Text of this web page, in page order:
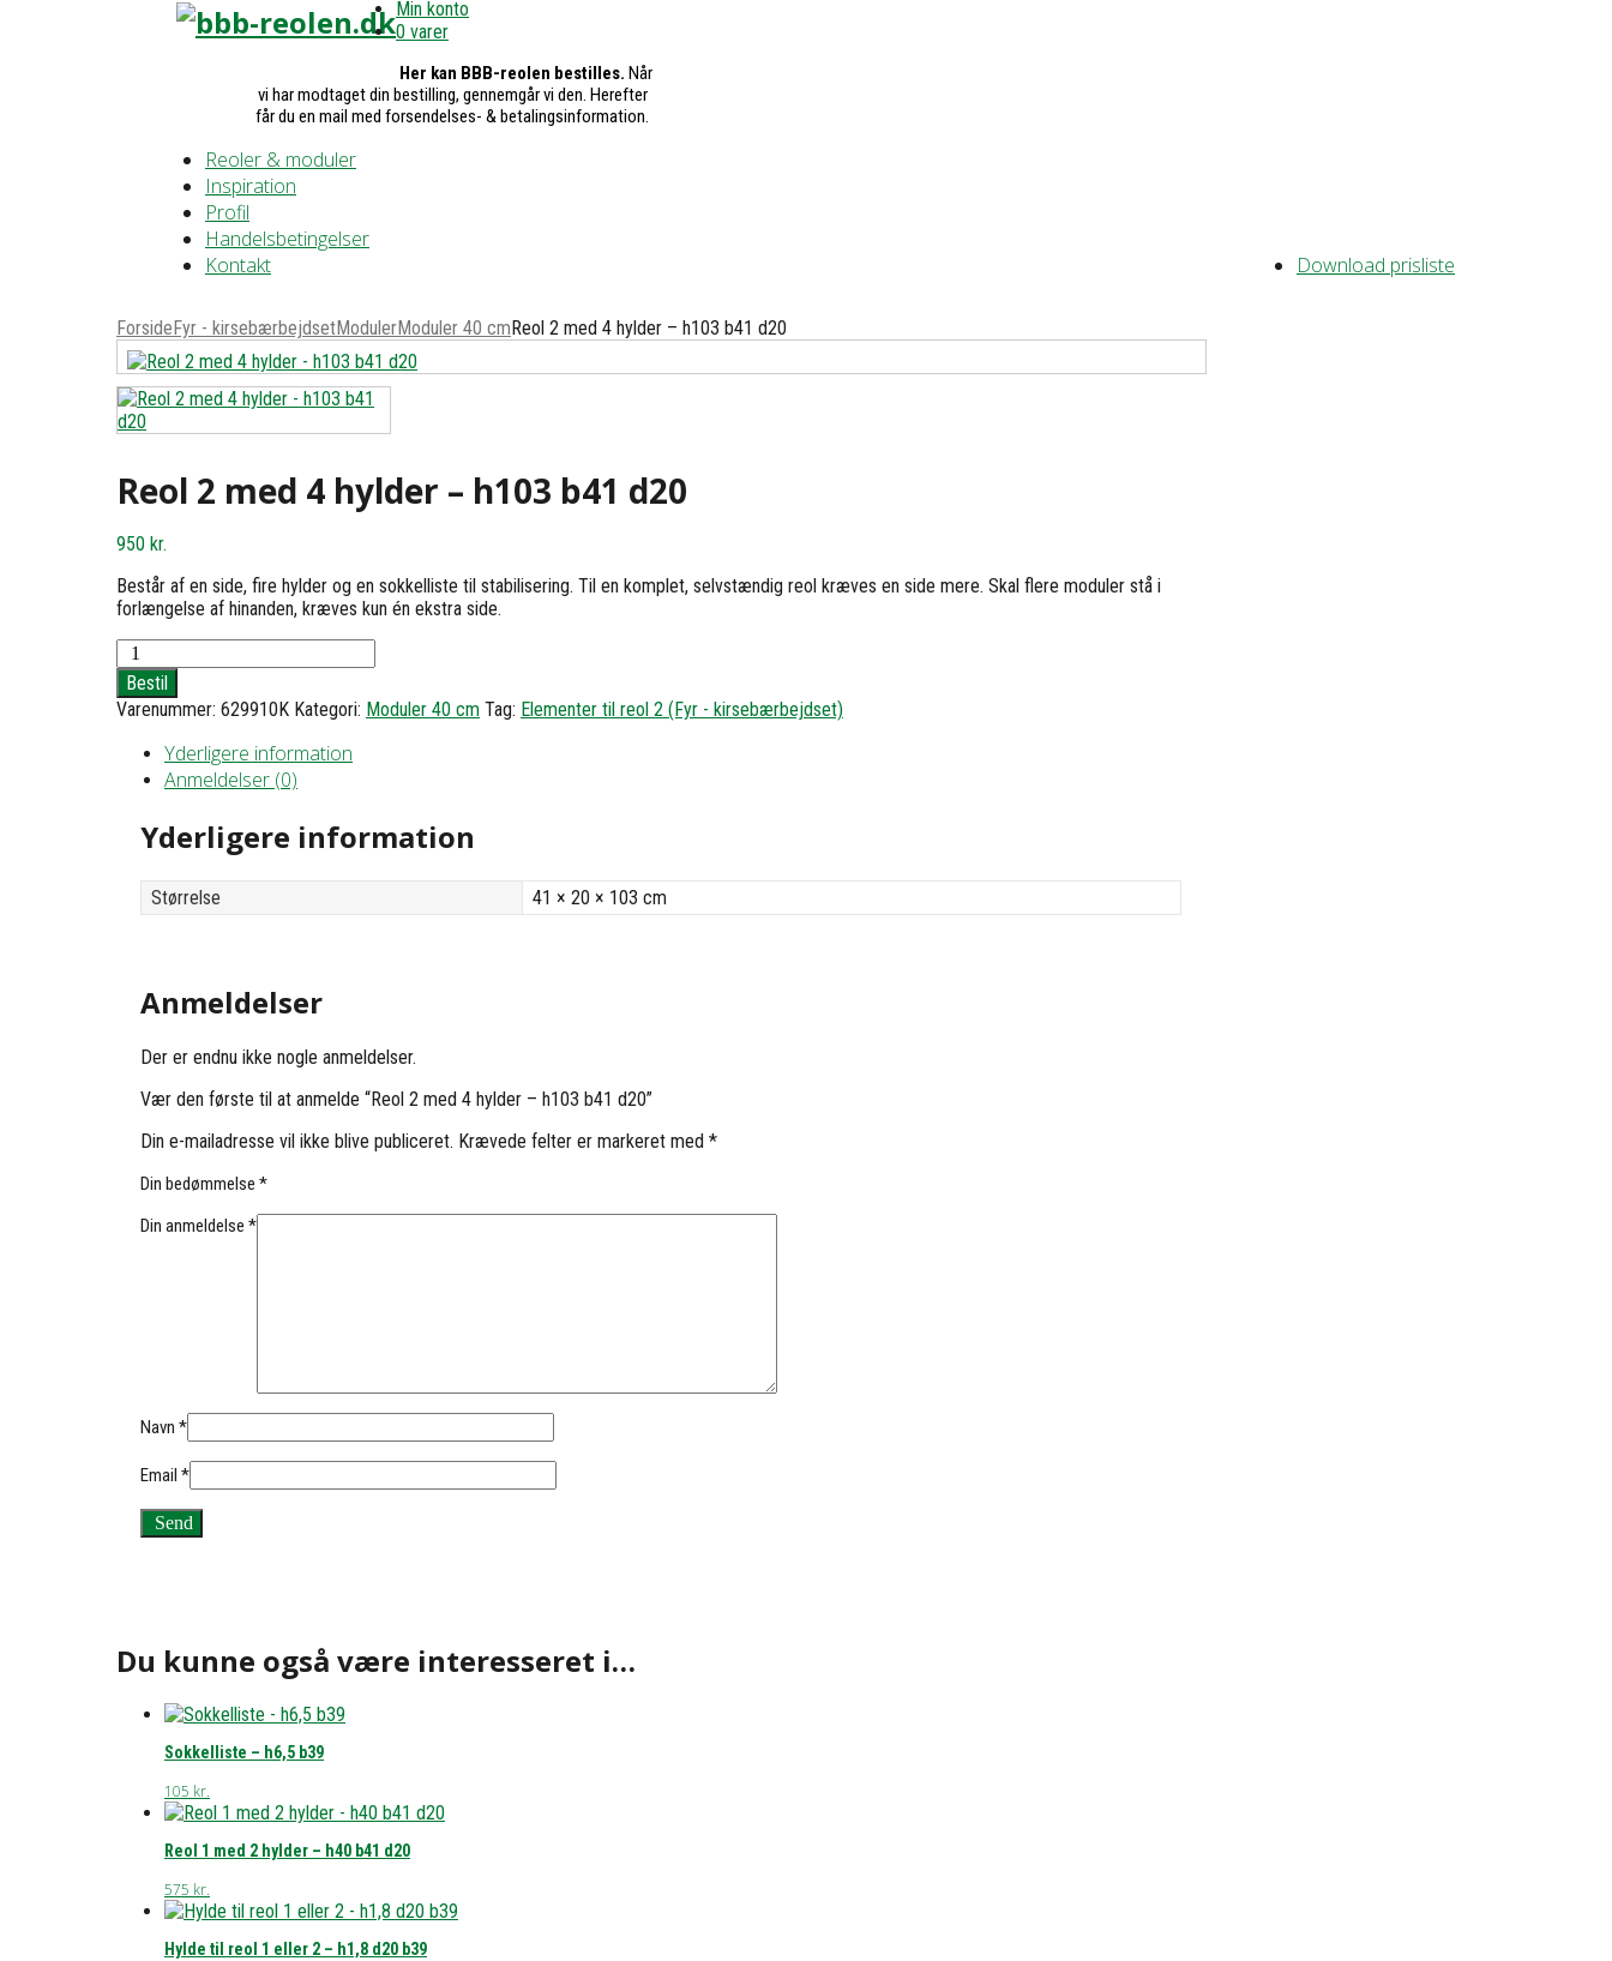
Min konto
0 varer
Her kan BBB-reolen bestilles. Når
vi har modtaget din bestilling, gennemgår vi den. Herefter
får du en mail med forsendelses- & betalingsinformation.
Reoler & moduler
Inspiration
Profil
Handelsbetingelser
Download prisliste
Kontakt
ForsideFyr - kirsebærbejdsetModulerModuler 40 cmReol 2 med 4 hylder – h103 b41 d20
Reol 2 med 4 hylder – h103 b41 d20
950 kr.
Består af en side, fire hylder og en sokkelliste til stabilisering. Til en komplet, selvstændig reol kræves en side mere. Skal flere moduler stå i
forlængelse af hinanden, kræves kun én ekstra side.
Reol
2
med
4
h103
antal
Bestil
Varenummer: 629910K Kategori: Moduler 40 cm Tag: Elementer til reol 2 (Fyr - kirsebærbejdset)
Yderligere information
Anmeldelser (0)
Yderligere information
Størrelse 41 × 20 × 103 cm
Anmeldelser
Der er endnu ikke nogle anmeldelser.
Vær den første til at anmelde “Reol 2 med 4 hylder – h103 b41 d20”
Din e-mailadresse vil ikke blive publiceret. Krævede felter er markeret med *
Din bedømmelse *
Din anmeldelse *
Navn *
Email *
Du kunne også være interesseret i…
Sokkelliste – h6,5 b39
105 kr.
Reol 1 med 2 hylder – h40 b41 d20
575 kr.
Hylde til reol 1 eller 2 – h1,8 d20 b39